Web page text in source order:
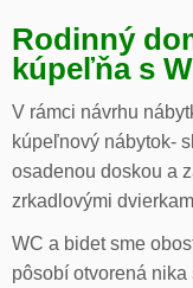
Rodinný
kúpeľňa s
V rámci návrhu
kúpeľnový nábytok-
osadenou doskou a
zrkadlovými
WC a bidet sme
pôsobí otvorená